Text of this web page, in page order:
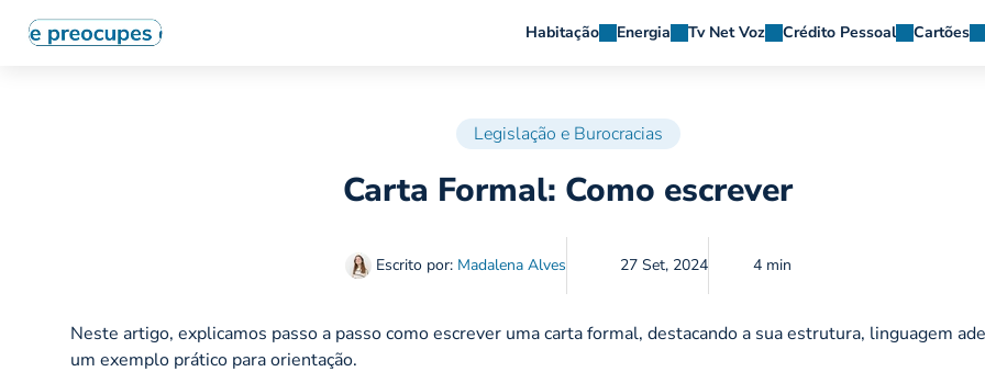
Habitação Energia Tv Net Voz Crédito Pessoal Cartões
Legislação e Burocracias
Carta Formal: Como escrever
Escrito por: Madalena Alves 27 Set, 2024 4 min
Neste artigo, explicamos passo a passo como escrever uma carta formal, destacando a sua estrutura, linguagem
um exemplo prático para orientação.